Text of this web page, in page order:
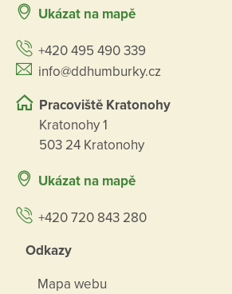
Ukázat na mapě
+420 495 490 339
info@ddhumburky.cz
Pracoviště Kratonohy
Kratonohy 1
503 24 Kratonohy
Ukázat na mapě
+420 720 843 280
Odkazy
Mapa webu